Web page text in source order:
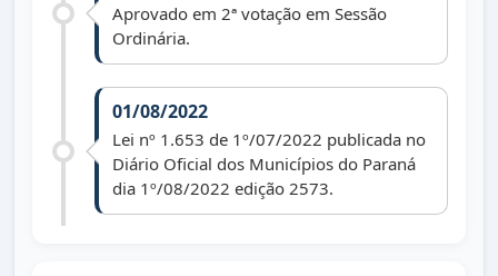
Aprovado em 2ª votação em Sessão
Ordinária.
01/08/2022
Lei nº 1.653 de 1º/07/2022 publicada no
Diário Oficial dos Municípios do Paraná
dia 1º/08/2022 edição 2573.